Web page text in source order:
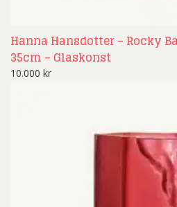
Hanna Hansdotter – Rocky
35cm – Glaskonst
10.000 kr